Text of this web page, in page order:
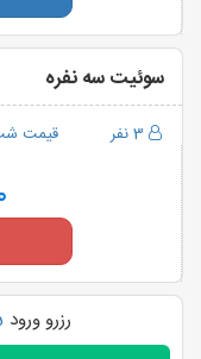
سوئیت سه نفره
3 نفر قیمت
رزرو ورود